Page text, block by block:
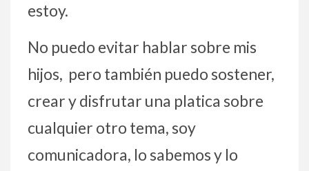
estoy.
No puedo evitar hablar sobre mis
hijos, pero también puedo sostener,
crear y disfrutar una platica sobre
cualquier otro tema, soy
comunicadora, lo sabemos y lo